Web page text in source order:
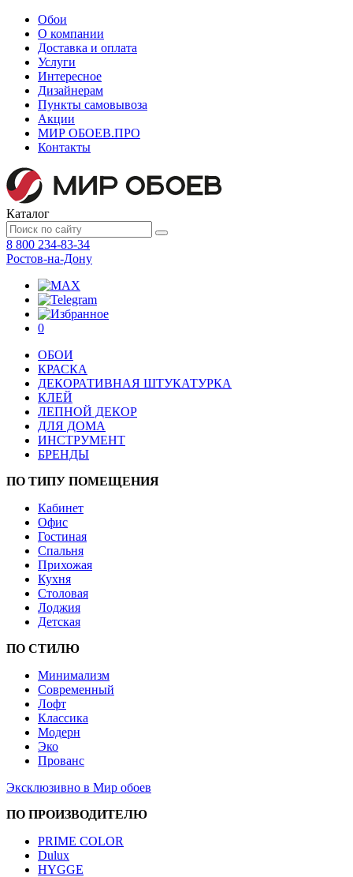
Обои
О компании
Доставка и оплата
Услуги
Интересное
Дизайнерам
Пункты самовывоза
Акции
МИР ОБОЕВ.ПРО
Контакты
Каталог
8 800 234-83-34
Ростов-на-Дону
0
ОБОИ
КРАСКА
ДЕКОРАТИВНАЯ ШТУКАТУРКА
КЛЕЙ
ЛЕПНОЙ ДЕКОР
ДЛЯ ДОМА
ИНСТРУМЕНТ
БРЕНДЫ
ПО ТИПУ ПОМЕЩЕНИЯ
Кабинет
Офис
Гостиная
Спальня
Прихожая
Кухня
Столовая
Лоджия
Детская
ПО СТИЛЮ
Минимализм
Современный
Лофт
Классика
Модерн
Эко
Прованс
Эксклюзивно в Мир обоев
ПО ПРОИЗВОДИТЕЛЮ
PRIME COLOR
Dulux
HYGGE